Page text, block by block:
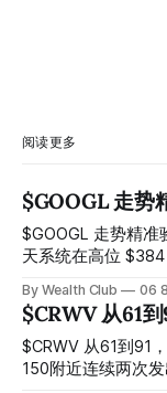
阅读更多
$GOOGL 走势
$GOOGL 走势精准
天系统在高位
工干预，无需猜顶
绪与资金流向的转
指标，以及更多核
thewealthclub.vip
By Wealth Club 06
$CRWV 从61
$CRWV 从61到91，
150附近连续两次